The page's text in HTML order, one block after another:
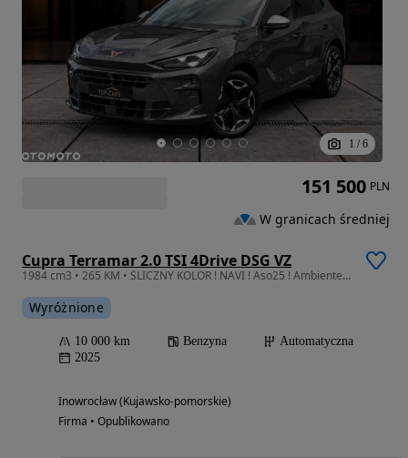
1 / 6
Cupra Terramar 2.0 TSI 4Drive DSG VZ
1984 cm3 • 265 KM • ŚLICZNY KOLOR ! NAVI ! Aso25 ! Ambiente ! Alus18 ! Niski Przebieg
Wyróżnione
10 000 km Benzyna
Automatyczna
2025
Inowrocław (Kujawsko-pomorskie)
Firma • Opublikowano
151 500 PLN
W granicach średniej